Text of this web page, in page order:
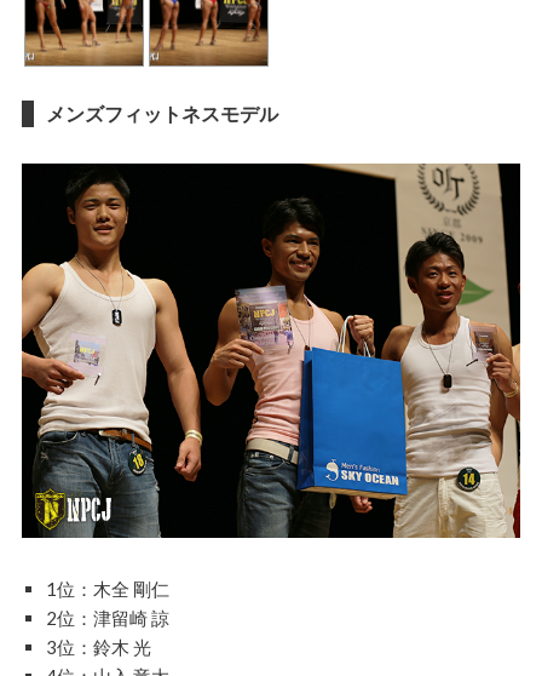
メンズフィットネスモデル
1位：木全 剛仁
2位：津留崎 諒
3位：鈴木 光